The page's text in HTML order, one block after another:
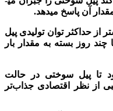
آن پاسخ می­دهد.
از حداکثر توان تولیدی پیل
روز بسته به مقدار بار
تا پیل سوختی در حالت
از نظر اقتصادی جذاب­‌تر